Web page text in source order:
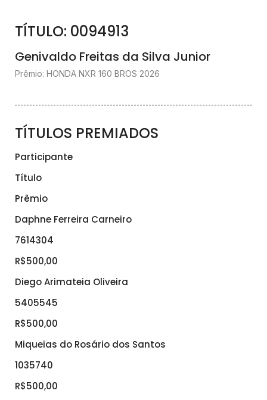
TÍTULO: 0094913
Genivaldo Freitas da Silva Junior
Prêmio: HONDA NXR 160 BROS 2026
TÍTULOS PREMIADOS
Participante
Título
Prêmio
Daphne Ferreira Carneiro
7614304
R$500,00
Diego Arimateia Oliveira
5405545
R$500,00
Miqueias do Rosário dos Santos
1035740
R$500,00